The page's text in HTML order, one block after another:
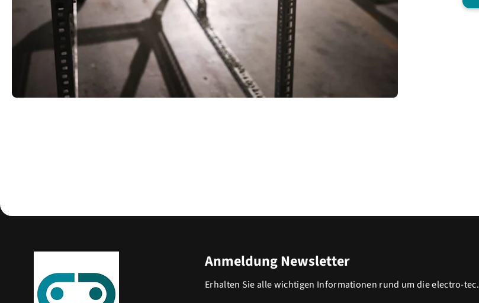
Anmeldung Newsletter
Erhalten Sie alle wichtigen Informationen rund um die electro-tec.